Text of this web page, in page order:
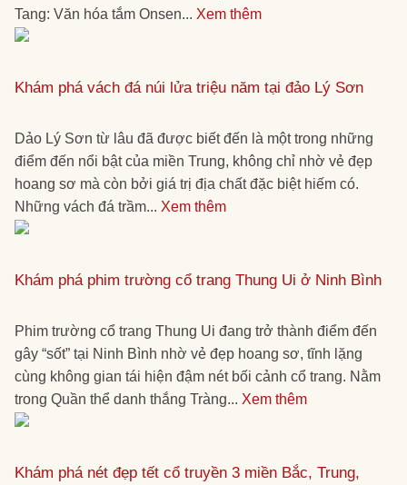
Tang: Văn hóa tắm Onsen... Xem thêm
Khám phá vách đá núi lửa triệu năm tại đảo Lý Sơn
Dảo Lý Sơn từ lâu đã được biết đến là một trong những
điểm đến nổi bật của miền Trung, không chỉ nhờ vẻ đẹp
hoang sơ mà còn bởi giá trị địa chất đặc biệt hiếm có.
Những vách đá trầm... Xem thêm
Khám phá phim trường cổ trang Thung Ui ở Ninh Bình
Phim trường cổ trang Thung Ui đang trở thành điểm đến
gây “sốt” tại Ninh Bình nhờ vẻ đẹp hoang sơ, tĩnh lặng
cùng không gian tái hiện đậm nét bối cảnh cổ trang. Nằm
trong Quần thể danh thắng Tràng... Xem thêm
Khám phá nét đẹp tết cổ truyền 3 miền Bắc, Trung,